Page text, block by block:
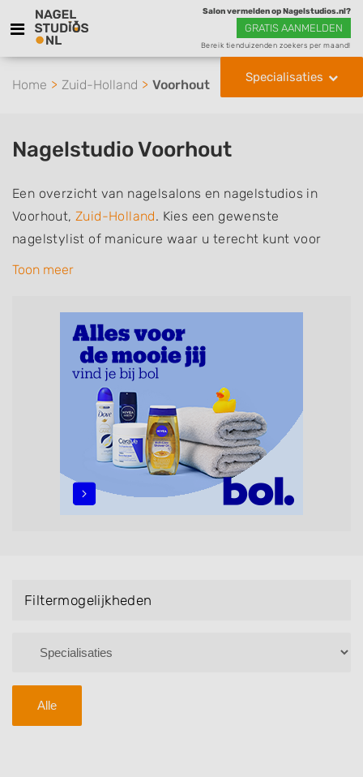
Salon vermelden op Nagelstudios.nl?
GRATIS AANMELDEN
Bereik tienduizenden zoekers per maand!
Specialisaties
Home Zuid-Holland Voorhout
Nagelstudio Voorhout
Een overzicht van nagelsalons en nagelstudios in
Voorhout, Zuid-Holland. Kies een gewenste
nagelstylist of manicure waar u terecht kunt voor
handverzorging, nagelverzorging en soms ook
Manicure, Pedicure, French Manicure, Acrylnagels,
Gelnagels, Nailart, Parrafinebehandeling, 3D Nailart,
Bruidsnagels en Handmassage. U kunt de
zoekresultaten filteren met behulp van de
specialisatie filter en u vindt zoekresultaten in iedere
wijk (noord, oost, zuid, west en het centrum) van
Toon meer
Filtermogelijkheden
Alle